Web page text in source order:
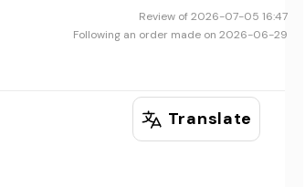
Review of 2026-07-05 16:47
Following an order made on 2026-06-29
Translate